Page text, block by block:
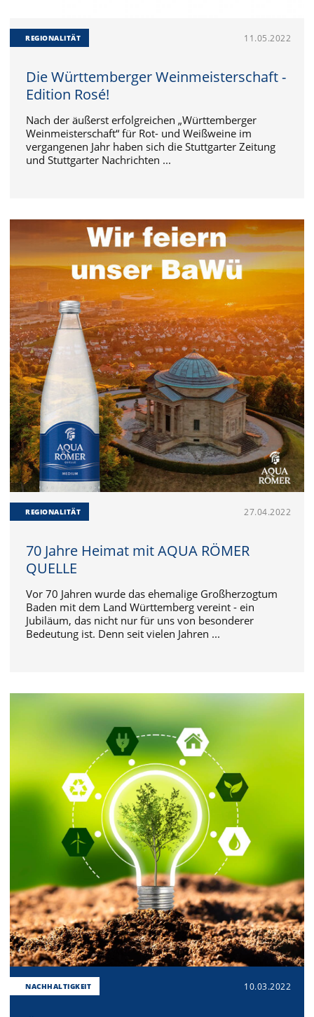
REGIONALITÄT 11.05.2022
Die Württemberger Weinmeisterschaft -
Edition Rosé!
Nach der äußerst erfolgreichen „Württemberger
Weinmeisterschaft“ für Rot- und Weißweine im
vergangenen Jahr haben sich die Stuttgarter Zeitung
und Stuttgarter Nachrichten ...
REGIONALITÄT 27.04.2022
70 Jahre Heimat mit AQUA RÖMER
QUELLE
Vor 70 Jahren wurde das ehemalige Großherzogtum
Baden mit dem Land Württemberg vereint - ein
Jubiläum, das nicht nur für uns von besonderer
Bedeutung ist. Denn seit vielen Jahren ...
NACHHALTIGKEIT 10.03.2022